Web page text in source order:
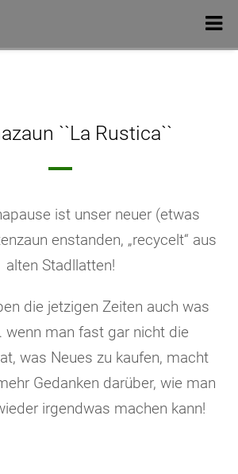
``La Rustica``
ist unser neuer (etwas
enstanden, „recycelt“ aus
alten Stadllatten!
die jetzigen Zeiten auch was
wenn man fast gar nicht die
was Neues zu kaufen, macht
Gedanken darüber, wie man
irgendwas machen kann!